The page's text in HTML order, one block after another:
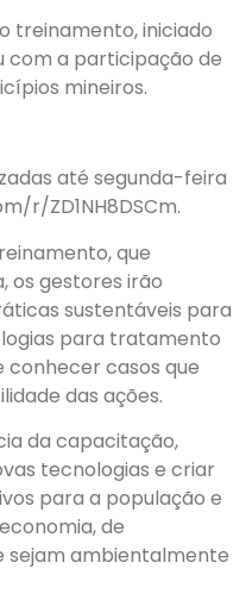
treinamento, iniciado
com a participação de
mineiros.
até segunda-feira
r/ZD1NH8DSCm.
que
os gestores irão
sustentáveis para
para tratamento
conhecer casos que
das ações.
da capacitação,
tecnologias e criar
para a população e
de
sejam ambientalmente